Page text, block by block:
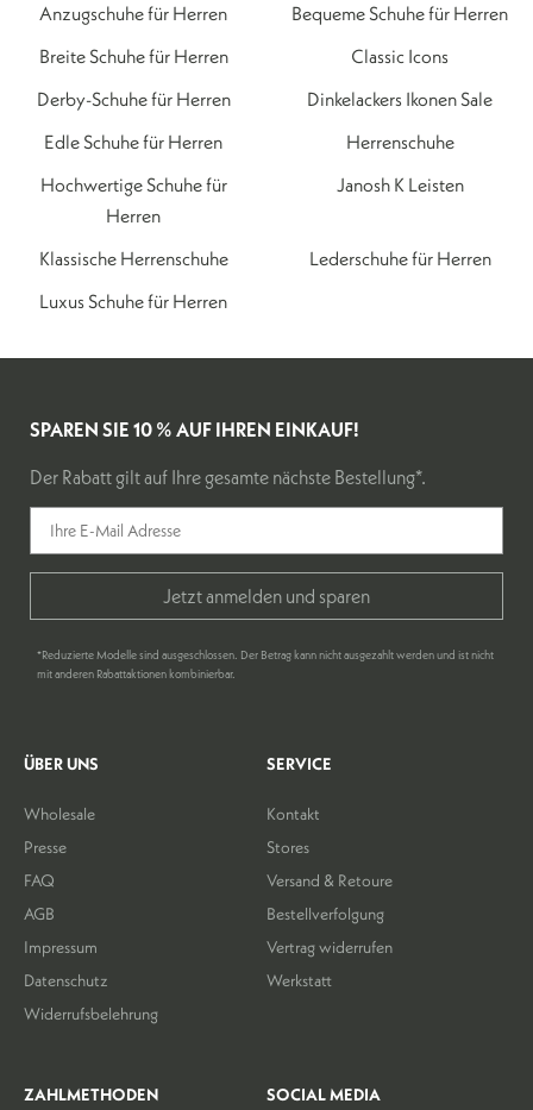
Anzugschuhe für Herren
Bequeme Schuhe für Herren
Breite Schuhe für Herren
Classic Icons
Derby-Schuhe für Herren
Dinkelackers Ikonen Sale
Edle Schuhe für Herren
Herrenschuhe
Hochwertige Schuhe für
Herren
Janosh K Leisten
Klassische Herrenschuhe
Lederschuhe für Herren
Luxus Schuhe für Herren
ÜBER UNS
Wholesale
Presse
FAQ
AGB
Impressum
Datenschutz
Widerrufsbelehrung
SERVICE
Kontakt
Stores
Versand & Retoure
Bestellverfolgung
Vertrag widerrufen
Werkstatt
ZAHLMETHODEN SOCIAL MEDIA
SPAREN SIE 10 % AUF IHREN EINKAUF!
Der Rabatt gilt auf Ihre gesamte nächste Bestellung*.
Jetzt anmelden und sparen
*Reduzierte Modelle sind ausgeschlossen. Der Betrag kann nicht ausgezahlt werden und ist nicht
mit anderen Rabattaktionen kombinierbar.